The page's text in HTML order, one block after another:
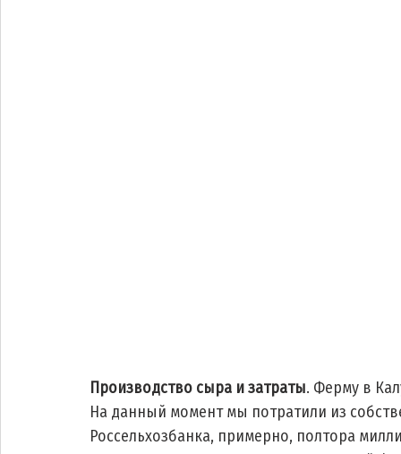
Производство сыра и затраты. Ферму в
На данный момент мы потратили из
Россельхозбанка, примерно, полтора